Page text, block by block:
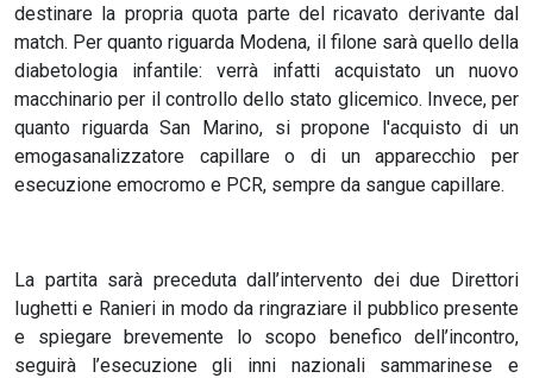
destinare la propria quota parte del ricavato derivante dal
match. Per quanto riguarda Modena, il filone sarà quello della
diabetologia infantile: verrà infatti acquistato un nuovo
macchinario per il controllo dello stato glicemico. Invece, per
quanto riguarda San Marino, si propone l'acquisto di un
emogasanalizzatore capillare o di un apparecchio per
esecuzione emocromo e PCR, sempre da sangue capillare.
La partita sarà preceduta dall’intervento dei due Direttori
Iughetti e Ranieri in modo da ringraziare il pubblico presente
e spiegare brevemente lo scopo benefico dell’incontro,
seguirà l’esecuzione gli inni nazionali sammarinese e